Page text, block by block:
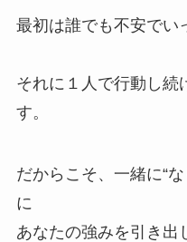
最初は誰でも不安でい
それに１人で行動し続
す。
だからこそ、一緒に“
に
あなたの強みを引き出